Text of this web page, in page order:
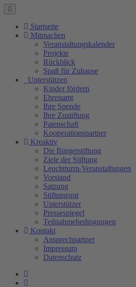
Startseite
Mitmachen
Veranstaltungskalender
Projekte
Rückblick
Spaß für Zuhause
Unterstützen
Kinder fördern
Ehrenamt
Ihre Spende
Ihre Zustiftung
Patenschaft
Kooperationspartner
Kreaktiv
Die Bürgerstiftung
Ziele der Stiftung
Leuchtturm-Veranstaltungen
Vorstand
Satzung
Stiftungsrat
Unterstützer
Pressespiegel
Teilnahmebedingungen
Kontakt
Ansprechpartner
Impressum
Datenschutz